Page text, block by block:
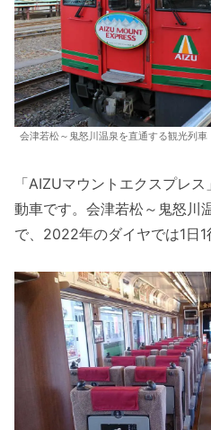
会津若松～鬼怒川温泉を直通する観光列車
「AIZUマウントエクスプレ
動車です。会津若松～鬼怒川
で、2022年のダイヤでは1日1